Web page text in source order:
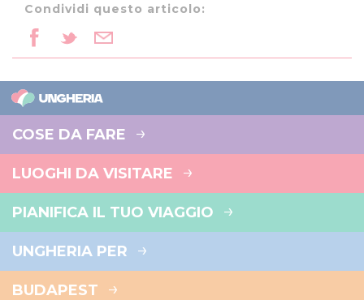
Condividi questo articolo:
COSE DA FARE
LUOGHI DA VISITARE
PIANIFICA IL TUO VIAGGIO
UNGHERIA PER
BUDAPEST